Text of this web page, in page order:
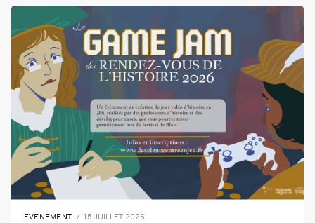
EVENEMENT 15 JUILLET 2026